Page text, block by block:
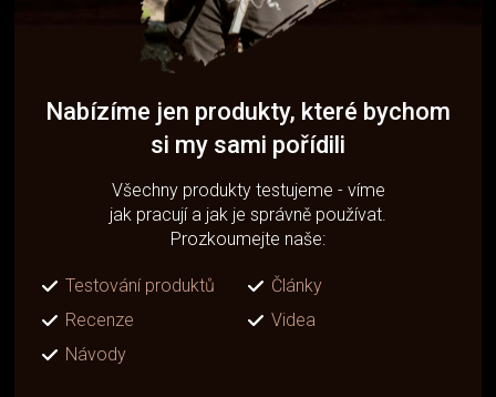
Nabízíme jen produkty, které bychom
si my sami pořídili
Všechny produkty testujeme - víme
jak pracují a jak je správně používat.
Prozkoumejte naše:
Testování produktů
Články
Recenze
Videa
Návody